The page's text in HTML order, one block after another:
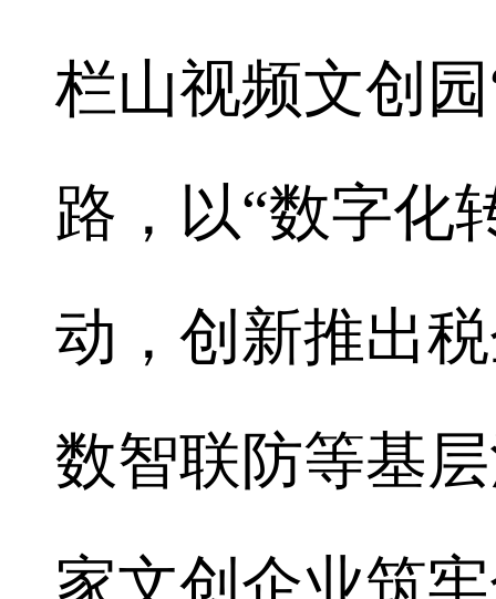
栏山视频文创
路，以“数字化
动，创新推出
数智联防等基
家文创企业筑